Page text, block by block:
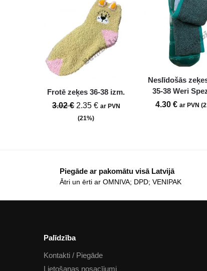
Frotē zeķes 36-38 izm.
3.02€ 2.35 € ar PVN
(21%)
Neslīdošās
35-38 Weri
4.30 € ar PVN
Piegāde ar pakomātu visā Latvijā
Ātri un ērti ar OMNIVA; DPD; VENIPAK
Palīdzība
Kontakti / Piegāde
Lietošanas nosacījumi